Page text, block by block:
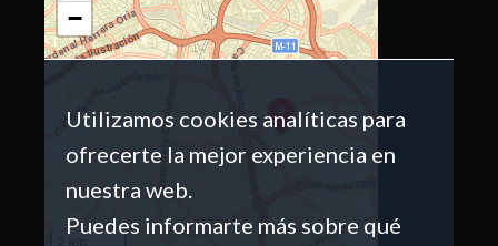
−
Utilizamos cookies analíticas para
ofrecerte la mejor experiencia en
nuestra web.
Puedes informarte más sobre qué